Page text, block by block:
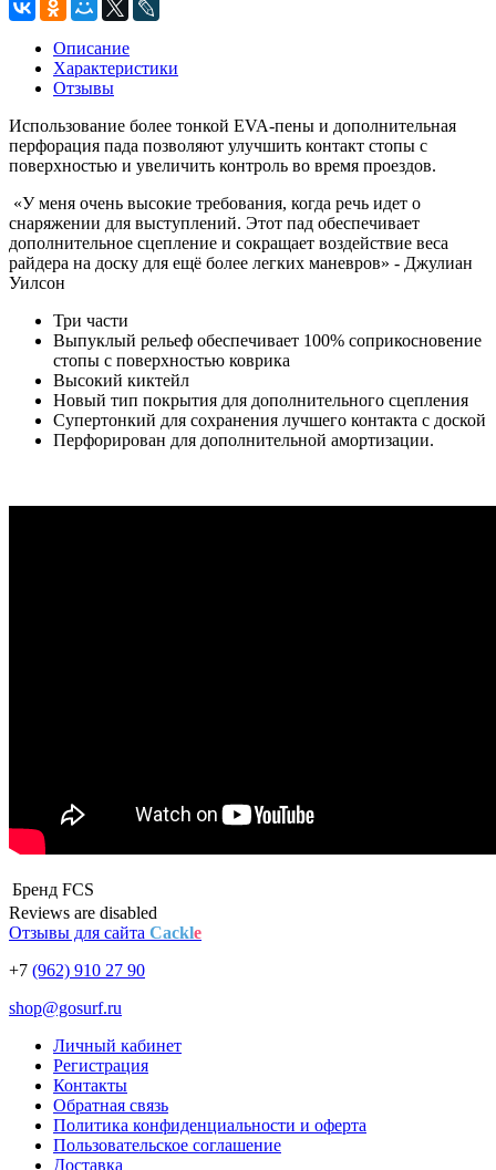
Описание
Характеристики
Отзывы
Использование более тонкой EVA-пены и дополнительная
перфорация пада позволяют улучшить контакт стопы с
поверхностью и увеличить контроль во время проездов.
«У меня очень высокие требования, когда речь идет о
снаряжении для выступлений. Этот пад обеспечивает
дополнительное сцепление и сокращает воздействие веса
райдера на доску для ещё более легких маневров» - Джулиан
Уилсон
Три части
Выпуклый рельеф обеспечивает 100% соприкосновение
стопы с поверхностью коврика
Высокий киктейл
Новый тип покрытия для дополнительного сцепления
Супертонкий для сохранения лучшего контакта с доской
Перфорирован для дополнительной амортизации.
Бренд FCS
Reviews are disabled
Отзывы для сайта Cackle
+7 (962) 910 27 90
shop@gosurf.ru
Личный кабинет
Регистрация
Контакты
Обратная связь
Политика конфиденциальности и оферта
Пользовательское соглашение
Доставка